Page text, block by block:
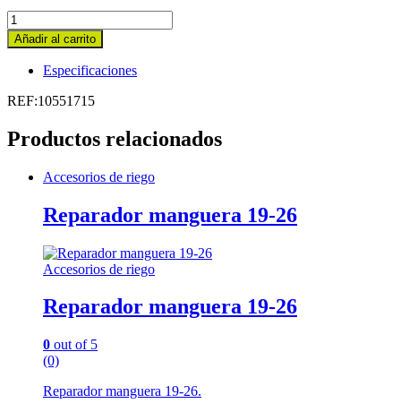
Lanza
riego
ajustable
Profer
PG0170
quantity
Añadir al carrito
Especificaciones
REF:10551715
Productos relacionados
Accesorios de riego
Reparador manguera 19-26
Accesorios de riego
Reparador manguera 19-26
0 out of 5
(0)
Reparador manguera 19-26.